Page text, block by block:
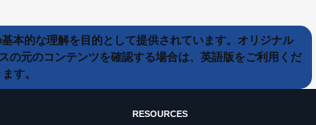
本的な理解を目的として提供されています。オリジナル
の元のコンテンツを確認する場合は、英語版をご利用くだ
す。
RESOURCES